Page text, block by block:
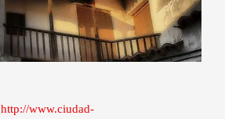
http://www.ciudad-